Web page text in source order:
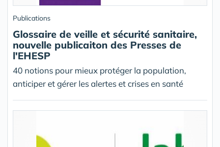
Publications
Glossaire de veille et sécurité sanitaire,
nouvelle publicaiton des Presses de
l'EHESP
40 notions pour mieux protéger la population,
anticiper et gérer les alertes et crises en santé